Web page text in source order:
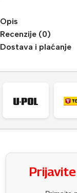
Opis
Recenzije (0)
Dostava i plaćanje